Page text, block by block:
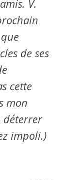
V.
de ses
cette
mon
déterrer
impoli.)